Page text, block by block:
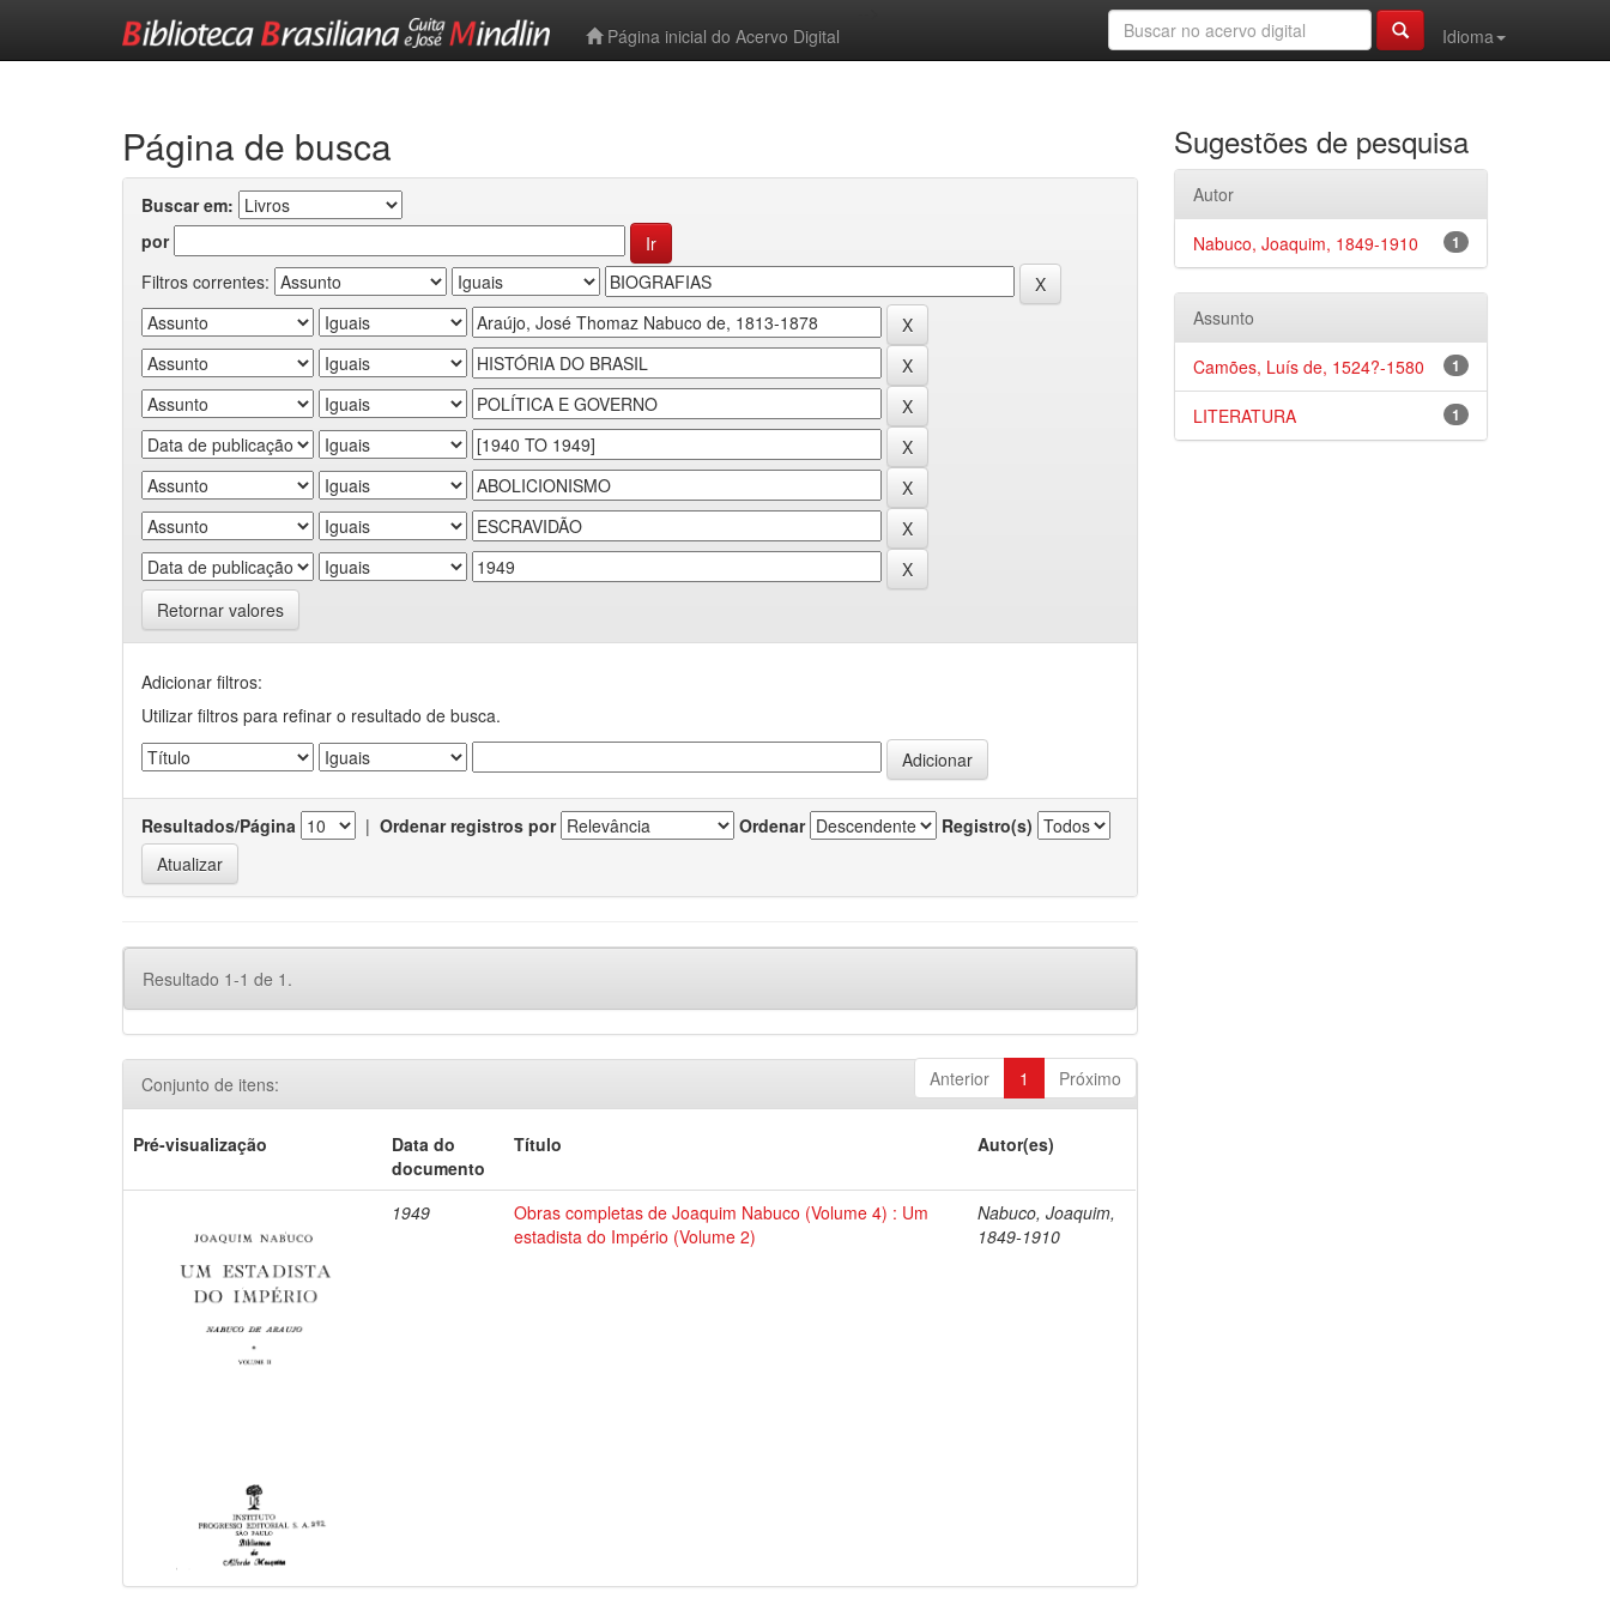
Página inicial do Acervo Digital
Idioma
Página de busca
Buscar em:
por
Filtros correntes:
Retornar valores
Adicionar filtros:
Utilizar filtros para refinar o resultado de busca.
Resultados/Página | Ordenar registros por Ordenar Registro(s)
Resultado 1-1 de 1.
Anterior 1 Próximo
Conjunto de itens:
Pré-visualização
Data do
documento
Título Autor(es)
1949
Obras completas de Joaquim Nabuco (Volume 4) : Um
estadista do Império (Volume 2)
Nabuco, Joaquim,
1849-1910
Sugestões de pesquisa
Autor
1
Nabuco, Joaquim, 1849-1910
Assunto
1
Camões, Luís de, 1524?-1580
1
LITERATURA